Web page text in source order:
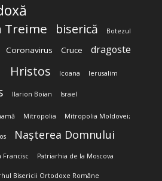
Treime biserică Botezul
Coronavirus Cruce dragoste
Hristos Icoana Ierusalim
Ilarion Boian Israel
Mitropolia Mitropolia Moldovei;
Nașterea Domnului
Francisc Patriarhia de la Moscova
Bisericii Ortodoxe Române